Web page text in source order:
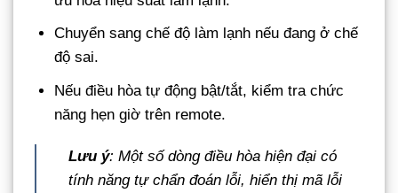
Chuyển sang chế độ làm lạnh nếu đang ở chế
độ sai.
Nếu điều hòa tự động bật/tắt, kiểm tra chức
năng hẹn giờ trên remote.
Lưu ý: Một số dòng điều hòa hiện đại có
tính năng tự chẩn đoán lỗi, hiển thị mã lỗi